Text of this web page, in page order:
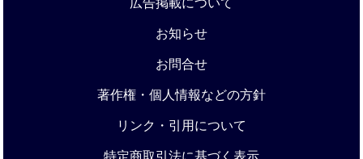
広告掲載について
お知らせ
お問合せ
著作権・個人情報などの方針
リンク・引用について